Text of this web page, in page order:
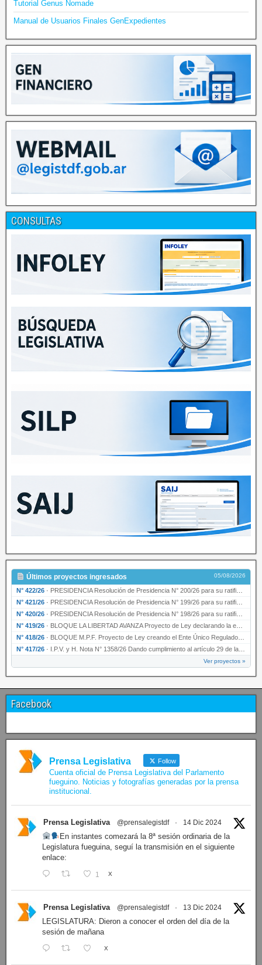
Tutorial Genus Nomade
Manual de Usuarios Finales GenExpedientes
CONSULTAS
Últimos proyectos ingresados 05/08/2026
N° 422/26 · PRESIDENCIA Resolución de Presidencia N° 200/26 para su ratificación.
N° 421/26 · PRESIDENCIA Resolución de Presidencia N° 199/26 para su ratificación.
N° 420/26 · PRESIDENCIA Resolución de Presidencia N° 198/26 para su ratificación.
N° 419/26 · BLOQUE LA LIBERTAD AVANZA Proyecto de Ley declarando la esencialidad del servicio educativ…
N° 418/26 · BLOQUE M.P.F. Proyecto de Ley creando el Ente Único Regulador de servicios públicos de la …
N° 417/26 · I.P.V. y H. Nota N° 1358/26 Dando cumplimiento al artículo 29 de la Ley provincial N° 1399…
Ver proyectos »
Facebook
Prensa Legislativa Follow
Cuenta oficial de Prensa Legislativa del Parlamento
fueguino. Noticias y fotografías generadas por la prensa
institucional.
Prensa Legislativa @prensalegistdf · 14 Dic 2024
En instantes comezará la 8ª sesión ordinaria de la
Legislatura fueguina, seguí la transmisión en el siguiente
enlace:
1 X
Prensa Legislativa @prensalegistdf · 13 Dic 2024
LEGISLATURA: Dieron a conocer el orden del día de la
sesión de mañana
X